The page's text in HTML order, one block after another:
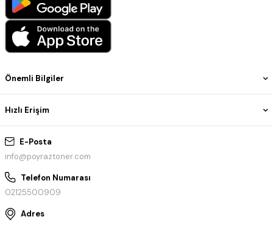
E-Posta
info@poyraztoner.com
Telefon Numarası
02125500909
Adres
Önemli Bilgiler
Hızlı Erişim